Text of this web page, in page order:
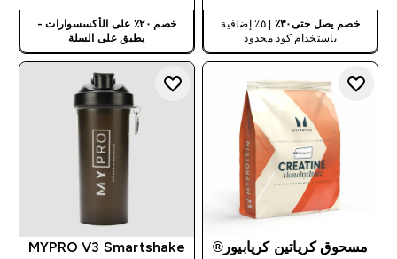
خصم يصل حتى٣٠٪
| ٥٪ إضافية
باستخدام كود محدود
خصم ٢٠٪ على الأكسسوارات -
يطبق على السلة
مسحوق كرياتين كريابيور®
MYPRO V3 Smartshake